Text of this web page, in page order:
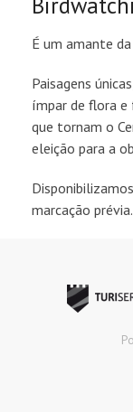
É um amante
Paisagens
ímpar de flora e
que tornam o
eleição para a
marcação prévia.